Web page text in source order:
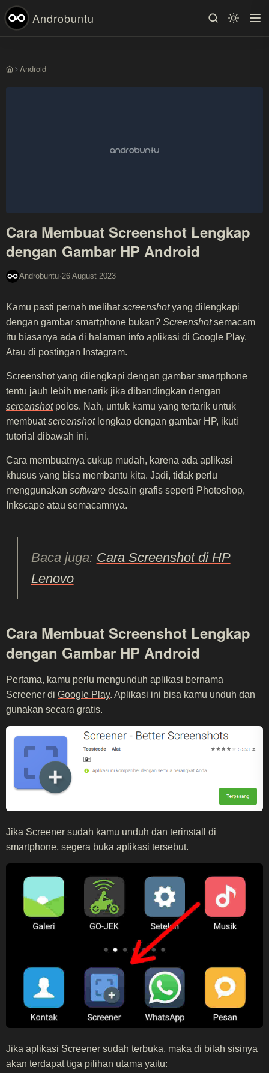
Androbuntu
BerandaAndroid
Cara Membuat Screenshot Lengkap
dengan Gambar HP Android
Androbuntu·26 August 2023
Kamu pasti pernah melihatscreenshotyang dilengkapi
dengan gambar smartphone bukan? Screenshotsemacam
itu biasanya ada di halaman info aplikasi di Google Play.
Atau di postingan Instagram.
Screenshot yang dilengkapi dengan gambar smartphone
tentu jauh lebih menarik jika dibandingkan dengan
screenshotpolos. Nah, untuk kamu yang tertarik untuk
membuatscreenshotlengkap dengan gambar HP, ikuti
tutorial dibawah ini.
Cara membuatnya cukup mudah, karena ada aplikasi
khusus yang bisa membantu kita. Jadi, tidak perlu
menggunakan software desain grafis seperti Photoshop,
Inkscape atau semacamnya.
Baca juga: Cara Screenshot di HP
Lenovo
Cara Membuat Screenshot Lengkap
dengan Gambar HP Android
Pertama, kamu perlu mengunduh aplikasi bernama
Screener di Google Play. Aplikasi ini bisa kamu unduh dan
gunakan secara gratis.
Jika Screener sudah kamu unduh dan terinstall di
smartphone, segera buka aplikasi tersebut.
Jika aplikasi Screener sudah terbuka, maka di bilah sisinya
akan terdapat tiga pilihan utama yaitu: